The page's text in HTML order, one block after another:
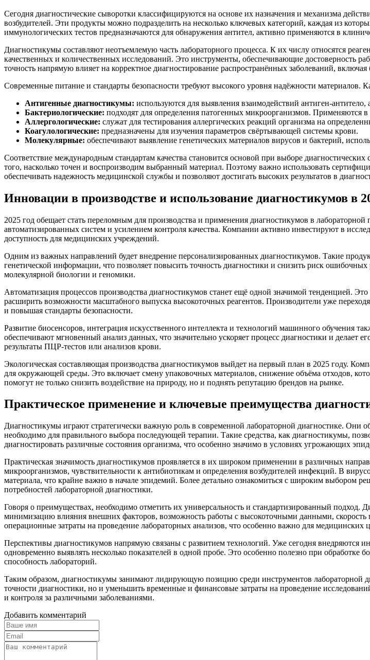
Сегодня диагностические сыворотки классифицируются на основе их назначения и механизма
возбудителей. Эти продукты можно подразделить на несколько ключевых категорий, каждая из
иммунологических тестов предназначаются для обнаружения антител, активно применяются в
Диагностикумы составляют неотъемлемую часть лабораторного процесса. К их числу относятся
качественных и количественных исследований. Это инструменты, обеспечивающие достоверность
точность напрямую влияет на корректное диагностирование распространённых заболеваний,
Современные питание и стандарты безопасности требуют высокого уровня надёжности
Антигенные диагностикумы: используются для выявления взаимодействий антиген-
Бактериологические: подходят для определения патогенных микроорганизмов. Применяются
Аллергологические: служат для тестирования аллергических реакций организма на
Коагулологические: предназначены для изучения параметров свёртывающей системы крови.
Молекулярные: обеспечивают выявление генетических материалов вирусов и бактерий,
Соответствие международным стандартам качества становится основой при выборе
того, насколько точен и воспроизводим выбранный материал. Поэтому важно использовать
обеспечивать надежность медицинской службы и позволяют достигать высоких результатов в
Инновации в производстве и использование диагностикумов в
2025 год обещает стать переломным для производства и применения диагностикумов в
автоматизированных систем и усилением контроля качества. Компании активно инвестируют в
доступность для медицинских учреждений.
Одним из важных направлений будет внедрение персонализированных диагностикумов. Такие
генетической информации, что позволяет повысить точность диагностики и снизить риск ошибочных
молекулярной биологии и геномики.
Автоматизация процессов производства диагностикумов станет ещё одной значимой тенденцией.
расширить возможности масштабного выпуска высокоточных реагентов. Производители уже
и повышая стандарты безопасности.
Развитие биосенсоров, интеграция искусственного интеллекта и технологий машинного обучения
обеспечивают мгновенный анализ данных, что значительно ускоряет процесс диагностики и
результаты ПЦР-тестов или анализов крови.
Экологическая составляющая производства диагностикумов выйдет на первый план в 2025 году.
для окружающей среды. Это включает смену упаковочных материалов, снижение объёма отходов,
помогут не только снизить воздействие на природу, но и поднять репутацию брендов на рынке.
Практическое применение и ключевые преимущества
Диагностикумы играют стратегически важную роль в современной лабораторной диагностике. Они
необходимо для правильного выбора последующей терапии. Такие средства, как диагностикумы,
диагностировать различные состояния организма, что особенно значимо в условиях угрожающих
Практическая значимость диагностикумов проявляется в их широком применении в различных
микроорганизмов, чувствительности к антибиотикам и определения возбудителей инфекций. В
материала, что крайне важно в начале эпидемий. Более детально ознакомиться с широким выбором
потребностей лабораторной диагностики.
Говоря о преимуществах, необходимо отметить их универсальность и стандартизированный подход.
минимизацию влияния внешних факторов, возможность работы с высокоточными данными, скорость
операционные затраты на проведение лабораторных анализов, что особенно важно для медицинских
Перспективы диагностикумов напрямую связаны с развитием технологий. Уже сегодня внедряются
одновременно выявлять несколько показателей в одной пробе. Это особенно полезно при
способность лабораторий.
Таким образом, диагностикумы занимают лидирующую позицию среди инструментов лабораторной
точности диагностики, но и уменьшить временные и финансовые затраты на проведение
и контроля за различными заболеваниями.
Добавить комментарий